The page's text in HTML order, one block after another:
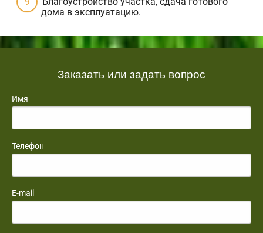
дома в эксплуатацию.
Заказать или задать вопрос
Имя
Телефон
E-mail